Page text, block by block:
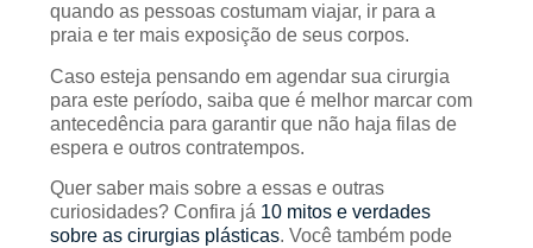
quando as pessoas costumam viajar, ir para a
praia e ter mais exposição de seus corpos.
Caso esteja pensando em agendar sua cirurgia
para este período, saiba que é melhor marcar com
antecedência para garantir que não haja filas de
espera e outros contratempos.
Quer saber mais sobre a essas e outras
curiosidades? Confira já 10 mitos e verdades
sobre as cirurgias plásticas. Você também pode